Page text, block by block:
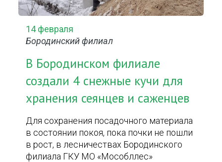
14 февраля
Бородинский филиал
В Бородинском филиале
создали 4 снежные кучи для
хранения сеянцев и саженцев
Для сохранения посадочного материала
в состоянии покоя, пока почки не пошли
в рост, в лесничествах Бородинского
филиала ГКУ МО «Мособллес»